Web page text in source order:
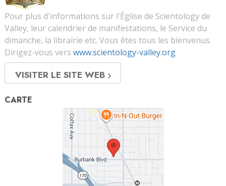
Pour plus d'informations sur l'Église de Scientology de
Valley, leur calendrier de manifestations, le Service du
dimanche, la librairie etc. Vous êtes tous les bienvenus.
Dirigez-vous vers www.scientology-valley.org
VISITER LE SITE WEB
CARTE